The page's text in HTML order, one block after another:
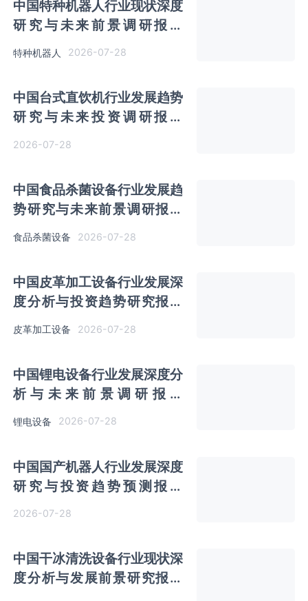
中国特种机器人行业现状深度
研究与未来前景调研报告
特种机器人 2026-07-28
中国台式直饮机行业发展趋势
研究与未来投资调研报告
2026-07-28
中国食品杀菌设备行业发展趋
势研究与未来前景调研报告
（2026-2033年）
食品杀菌设备 2026-07-28
中国皮革加工设备行业发展深
度分析与投资趋势研究报告
（2026-2033年）
皮革加工设备 2026-07-28
中国锂电设备行业发展深度分
析与未来前景调研报告
（2026-2033年）
锂电设备 2026-07-28
中国国产机器人行业发展深度
研究与投资趋势预测报告
2026-07-28
中国干冰清洗设备行业现状深
度分析与发展前景研究报告